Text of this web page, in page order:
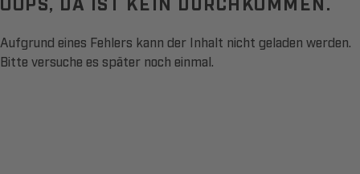
Aufgrund eines Fehlers kann der Inhalt nicht geladen werden.
Bitte versuche es später noch einmal.